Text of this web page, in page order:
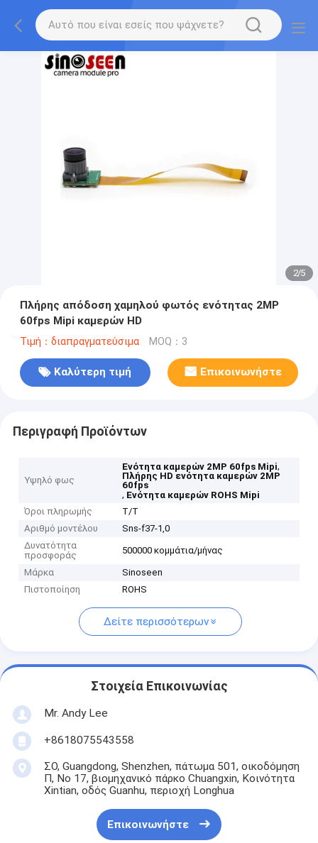
2/5
Πλήρης απόδοση χαμηλού φωτός ενότητας 2MP
60fps Mipi καμερών HD
Τιμή：διαπραγματεύσιμα MOQ：3
Καλύτερη τιμή Επικοινωνήστε
Περιγραφή Προϊόντων
Υψηλό φως
Ενότητα καμερών 2MP 60fps Mipi,
Πλήρης HD ενότητα καμερών 2MP
60fps
, Ενότητα καμερών ROHS Mipi
Όροι πληρωμής
T/T
Αριθμό μοντέλου
Sns-f37-1,0
Δυνατότητα
προσφοράς
500000 κομμάτια/μήνας
Μάρκα
Sinoseen
Πιστοποίηση
ROHS
Δείτε περισσότερων
Στοιχεία Επικοινωνίας
Mr. Andy Lee
+8618075543558
ΣΟ, Guangdong, Shenzhen, πάτωμα 501, οικοδόμηση
Π, Νο 17, βιομηχανικό πάρκο Chuangxin, Κοινότητα
Xintian, οδός Guanhu, περιοχή Longhua
Επικοινωνήστε